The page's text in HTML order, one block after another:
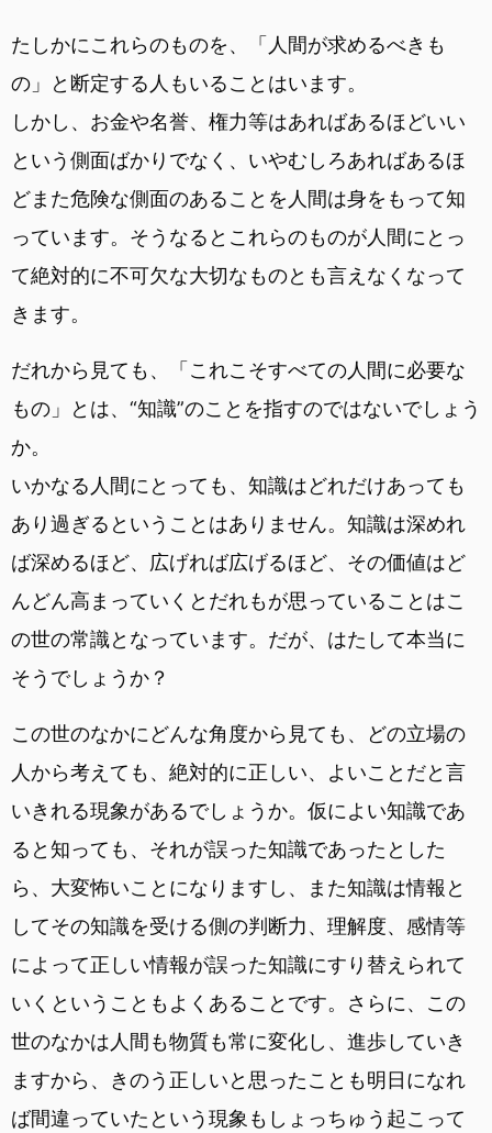
たしかにこれらのものを、「人間が求めるべきも
の」と断定する人もいることはいます。
しかし、お金や名誉、権力等はあればあるほどいい
という側面ばかりでなく、いやむしろあればあるほ
どまた危険な側面のあることを人間は身をもって知
っています。そうなるとこれらのものが人間にとっ
て絶対的に不可欠な大切なものとも言えなくなって
きます。
だれから見ても、「これこそすべての人間に必要な
もの」とは、“知識”のことを指すのではないでしょう
か。
いかなる人間にとっても、知識はどれだけあっても
あり過ぎるということはありません。知識は深めれ
ば深めるほど、広げれば広げるほど、その価値はど
んどん高まっていくとだれもが思っていることはこ
の世の常識となっています。だが、はたして本当に
そうでしょうか？
この世のなかにどんな角度から見ても、どの立場の
人から考えても、絶対的に正しい、よいことだと言
いきれる現象があるでしょうか。仮によい知識であ
ると知っても、それが誤った知識であったとした
ら、大変怖いことになりますし、また知識は情報と
してその知識を受ける側の判断力、理解度、感情等
によって正しい情報が誤った知識にすり替えられて
いくということもよくあることです。さらに、この
世のなかは人間も物質も常に変化し、進歩していき
ますから、きのう正しいと思ったことも明日になれ
ば間違っていたという現象もしょっちゅう起こって